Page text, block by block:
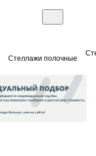
Стеллажи полочные